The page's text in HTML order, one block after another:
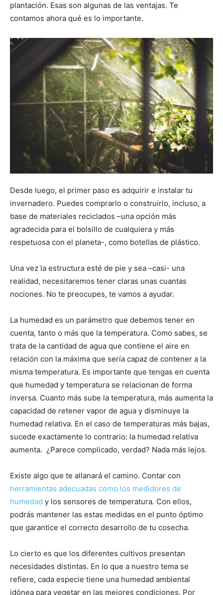
plantación. Esas son algunas de las ventajas. Te
contamos ahora qué es lo importante.
Desde luego, el primer paso es adquirir e instalar tu
invernadero. Puedes comprarlo o construirlo, incluso, a
base de materiales reciclados –una opción más
agradecida para el bolsillo de cualquiera y más
respetuosa con el planeta-, como botellas de plástico.
Una vez la estructura esté de pie y sea –casi- una
realidad, necesitaremos tener claras unas cuantas
nociones. No te preocupes, te vamos a ayudar.
La humedad es un parámetro que debemos tener en
cuenta, tanto o más que la temperatura. Como sabes, se
trata de la cantidad de agua que contiene el aire en
relación con la máxima que sería capaz de contener a la
misma temperatura. Es importante que tengas en cuenta
que humedad y temperatura se relacionan de forma
inversa. Cuanto más sube la temperatura, más aumenta la
capacidad de retener vapor de agua y disminuye la
humedad relativa. En el caso de temperaturas más bajas,
sucede exactamente lo contrario: la humedad relativa
aumenta. ¿Parece complicado, verdad? Nada más lejos.
Existe algo que te allanará el camino. Contar con
herramientas adecuadas como los medidores de
humedad y los sensores de temperatura. Con ellos,
podrás mantener las estas medidas en el punto óptimo
que garantice el correcto desarrollo de tu cosecha.
Lo cierto es que los diferentes cultivos presentan
necesidades distintas. En lo que a nuestro tema se
refiere, cada especie tiene una humedad ambiental
idónea para vegetar en las mejores condiciones. Por